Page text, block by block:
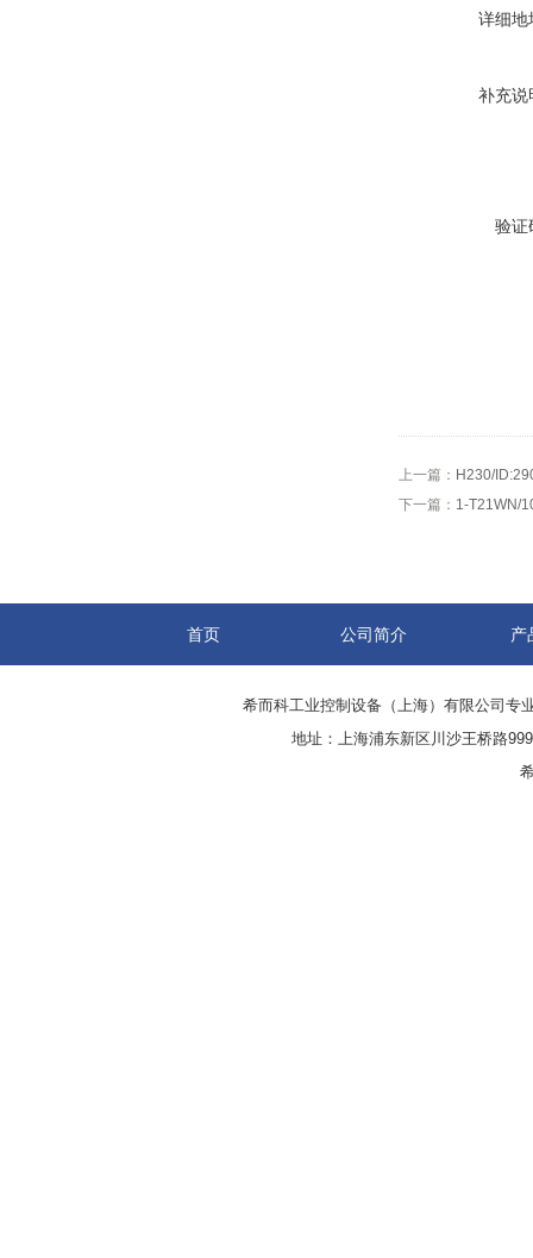
详细地
补充说
验证
上一篇： H230/
下一篇： 1-T21WN/
首页 公司简介 产
希而科工业控制设备（上海）有限公司专
地址：上海浦东新区川沙王桥路